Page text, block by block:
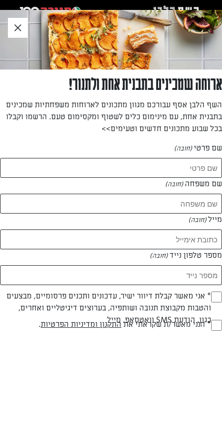
לאזור
תוכן
תחתון
דורון הובר
—
המתכונים של דורון הובר
0 מתכונים
המאמרים של דורון הובר
0 מאמרים
ארוחה שמכינים בתבנית אחת ולתנור!
השף הלבן אסף עבורכם מגוון מתכונים לארוחות משפחתיות שמכינים
בתבנית אחת, עם מינימום כלים לשטוף ומקסימום טעם. הרשמו וקבלו
בכל שבוע מתכונים חדשים וטעימים>>
שם פרטי(חובה)
שם משפחה (חובה)
מייל(חובה)
מספר טלפון נייד(חובה)
(חובה)* אני מאשר קבלת דיוור ישיר, עדכונים ותכנים פרסומיים, מבצעים
והטבות מקבוצת תנובה ושותפיה, בערוצים דיגיטליים ואחרים,
כגון, הודעת SMS וואטסאפ, מייל(חובה)* הנני מאשר/ת שקראתי את התקנון ומדיניות הפרטיות.